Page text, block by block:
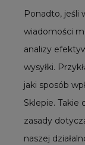
Ponadto, jeśli
wiadomości
analizy
wysyłki.
jaki sposób
Sklepie. Takie
zasady
naszej